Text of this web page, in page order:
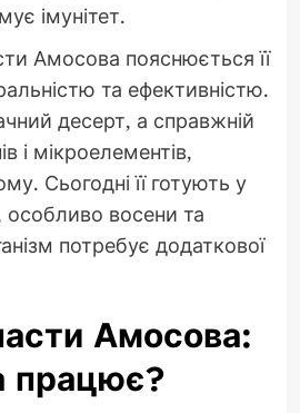
імунітет.
Амосова пояснюється її
та ефективністю.
десерт, а справжній
і мікроелементів,
Сьогодні її готують у
особливо восени та
потребує додаткової
Амосова:
працює?